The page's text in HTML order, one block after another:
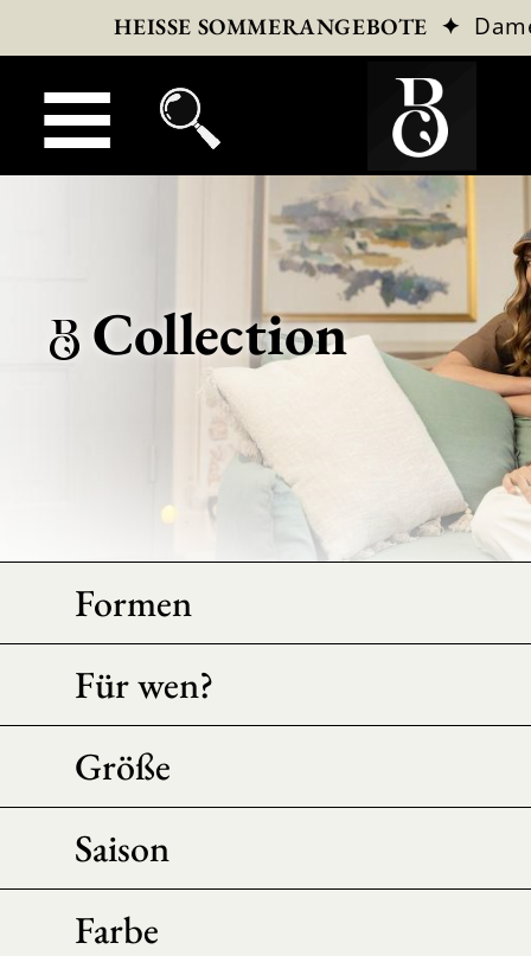
HEISSE SOMMERANGEBOTE ✦
Collection
Formen
Für wen?
Größe
Saison
Farbe